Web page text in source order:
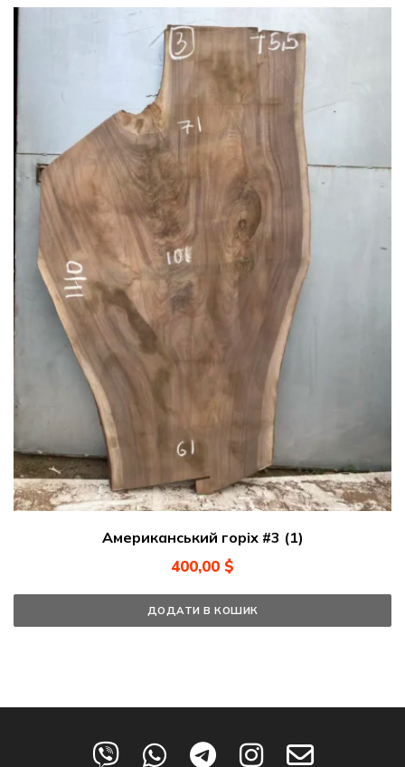
Американський горіх #3 (1)
400,00 $
ДОДАТИ В КОШИК